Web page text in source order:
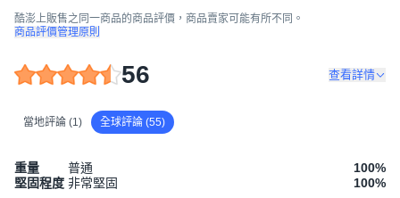
酷澎上販售之同一商品的商品評價，商品賣家可能有所不同。
商品評價管理原則
56 查看詳情
當地評論 (1) 全球評論 (55)
重量 普通 100%
堅固程度 非常堅固 100%